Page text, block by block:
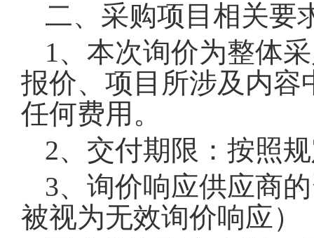
二、采购项目相关要
1、本次询价为整体
报价、项目所涉及内容
任何费用。
2、交付期限：按照
3、询价响应供应商
被视为无效询价响应）